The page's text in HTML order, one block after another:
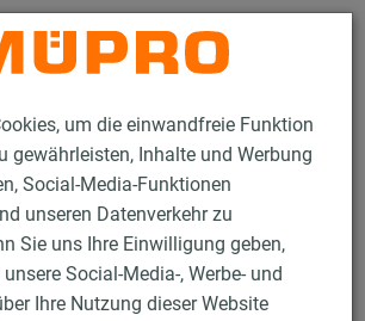
um die einwandfreie Funktion
gewährleisten, Inhalte und Werbung
Social-Media-Funktionen
unseren Datenverkehr zu
Sie uns Ihre Einwilligung geben,
Social-Media-, Werbe- und
Ihre Nutzung dieser Website
Kontakt
Lüftungsbefestigung
die Lüftungsbefestigung